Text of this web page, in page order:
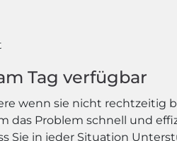
Tag verfügbar
wenn sie nicht rechtzeitig
das Problem schnell und
Sie in jeder Situation